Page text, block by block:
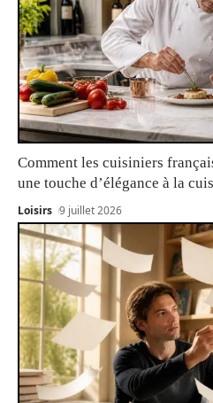
Comment les cuisiniers
une touche d’élégance à la
Loisirs 9 juillet 2026